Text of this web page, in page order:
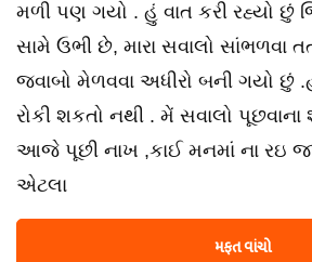
મળી પણ ગયો . હું વાત કરી રહ્યો છું
સામે ઉભી છે, મારા સવાલો સાંભળવા
જવાબો મેળવવા અધીરો બની ગયો છું
રોકી શકતો નથી . મેં સવાલો પૂછવાના
આજે પૂછી નાખ ,કાઈ મનમાં ના રઇ
એટલા
મફત વાંચો